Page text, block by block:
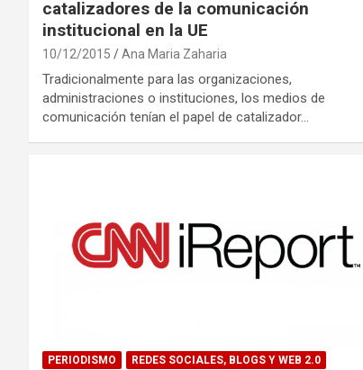
catalizadores de la comunicación
institucional en la UE
10/12/2015 Ana Maria Zaharia
Tradicionalmente para las organizaciones,
administraciones o instituciones, los medios de
comunicación tenían el papel de catalizador…
PERIODISMO REDES SOCIALES, BLOGS Y WEB 2.0